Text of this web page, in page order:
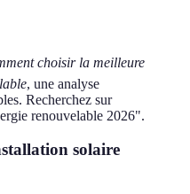
choisir la meilleure
, une analyse
Recherchez sur
renouvelable 2026".
solaire